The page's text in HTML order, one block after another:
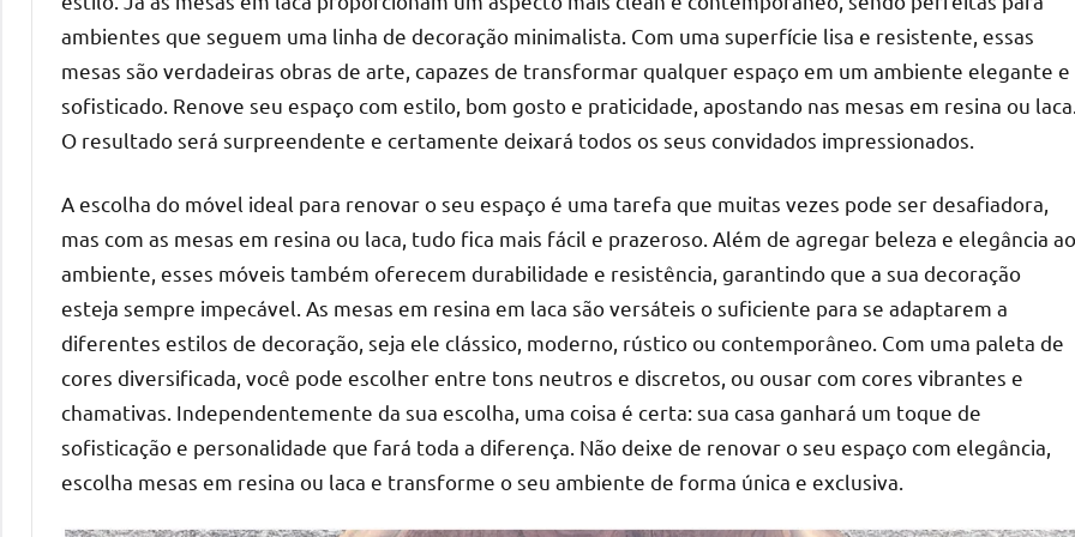
ambientes que seguem uma linha de decoração minimalista. Com uma superfície lisa e resistente, essas
mesas são verdadeiras obras de arte, capazes de transformar qualquer espaço em um ambiente elegante e
sofisticado. Renove seu espaço com estilo, bom gosto e praticidade, apostando nas mesas em resina ou
O resultado será surpreendente e certamente deixará todos os seus convidados impressionados.
A escolha do móvel ideal para renovar o seu espaço é uma tarefa que muitas vezes pode ser desafiadora,
mas com as mesas em resina ou laca, tudo fica mais fácil e prazeroso. Além de agregar beleza e elegância ao
ambiente, esses móveis também oferecem durabilidade e resistência, garantindo que a sua decoração
esteja sempre impecável. As mesas em resina em laca são versáteis o suficiente para se adaptarem a
diferentes estilos de decoração, seja ele clássico, moderno, rústico ou contemporâneo. Com uma paleta de
cores diversificada, você pode escolher entre tons neutros e discretos, ou ousar com cores vibrantes e
chamativas. Independentemente da sua escolha, uma coisa é certa: sua casa ganhará um toque de
sofisticação e personalidade que fará toda a diferença. Não deixe de renovar o seu espaço com elegância,
escolha mesas em resina ou laca e transforme o seu ambiente de forma única e exclusiva.